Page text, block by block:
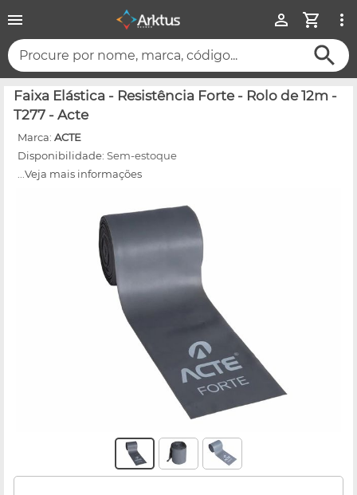
Procure por nome, marca, código...
Faixa Elástica - Resistência Forte - Rolo de 12m -
T277 - Acte
Marca: ACTE
Disponibilidade: Sem-estoque
...Veja mais informações